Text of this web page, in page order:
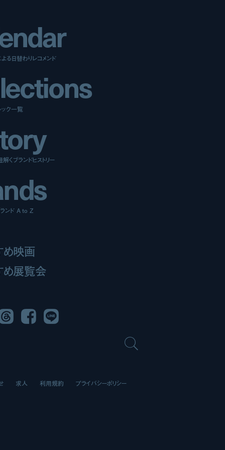
ndar
る日替わりレコメンド
ections
ック一覧
ory
くブランドヒストリー
nds
ランド A to Z
映画
展覧会
Facebook LINE
求人 利用規約 プライバシーポリシー